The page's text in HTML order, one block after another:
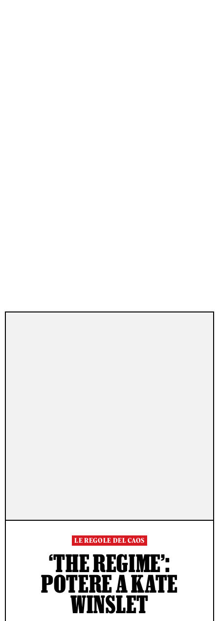
LE REGOLE DEL CAOS
‘THE REGIME’:
POTERE A KATE
WINSLET